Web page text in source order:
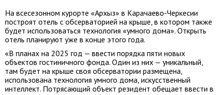
На всесезонном курорте «Архыз» в Карачаево-Черкесии
построят отель с обсерваторией на крыше, в котором также
будет использоваться технология «умного дома». Открыть
отель планируют уже в конце этого года.
«В планах на 2025 год — ввести порядка пяти новых
объектов гостиничного фонда. Один из них — уникальный,
там будет на крыше своя обсерватории размещена,
использована технология умного дома, искусственный
интеллект. Потрясающий объект резидент обещает ввести в